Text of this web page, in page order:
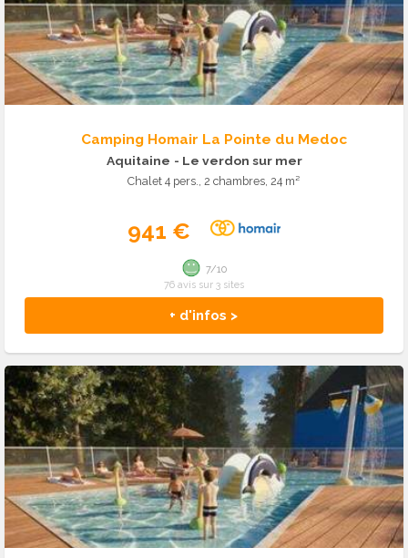
Camping Homair La Pointe du Medoc
Aquitaine - Le verdon sur mer
Chalet 4 pers., 2 chambres, 24 m²
941 €
+ d'infos >
7/10
76 avis sur 3 sites